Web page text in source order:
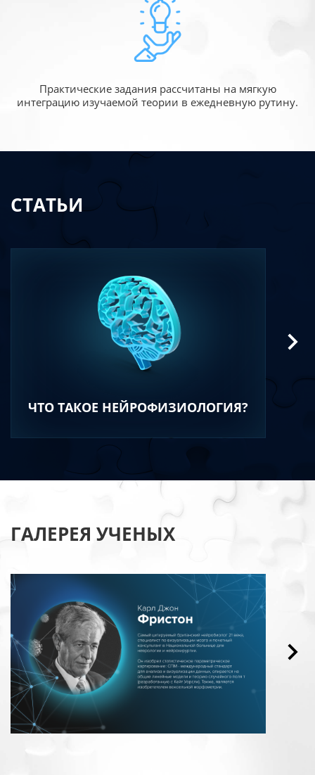
Практические задания рассчитаны на мягкую
интеграцию изучаемой теории в ежедневную рутину.
СТАТЬИ
ЧТО ТАКОЕ НЕЙРОФИЗИОЛОГИЯ?
ГАЛЕРЕЯ УЧЕНЫХ